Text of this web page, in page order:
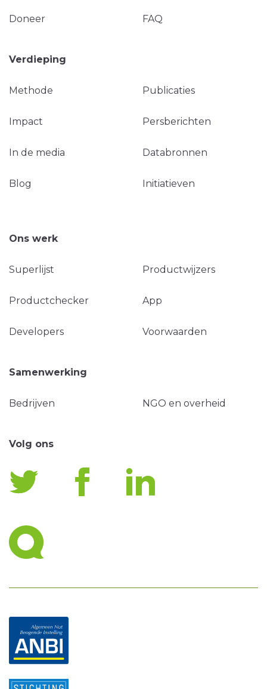
Doneer FAQ
Verdieping
Methode Publicaties
Impact Persberichten
In de media Databronnen
Blog Initiatieven
Ons werk
Superlijst Productwijzers
Productchecker App
Developers Voorwaarden
Samenwerking
Bedrijven NGO en overheid
Volg ons